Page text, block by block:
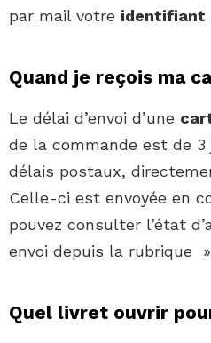
par mail votre identifiant
Quand je reçois ma
Le délai d’envoi d’une
de la commande est de 3
délais postaux,
Celle-ci est envoyée en
pouvez consulter l’état
envoi depuis la rubrique »
Quel livret ouvrir